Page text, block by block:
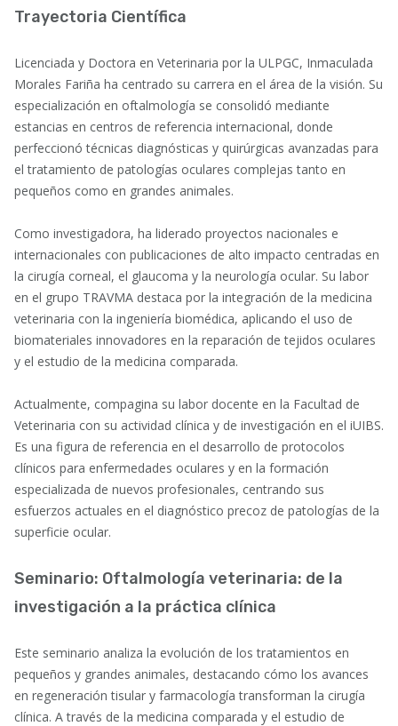
Trayectoria Científica
Licenciada y Doctora en Veterinaria por la ULPGC, Inmaculada
Morales Fariña ha centrado su carrera en el área de la visión. Su
especialización en oftalmología se consolidó mediante
estancias en centros de referencia internacional, donde
perfeccionó técnicas diagnósticas y quirúrgicas avanzadas para
el tratamiento de patologías oculares complejas tanto en
pequeños como en grandes animales.
Como investigadora, ha liderado proyectos nacionales e
internacionales con publicaciones de alto impacto centradas en
la cirugía corneal, el glaucoma y la neurología ocular. Su labor
en el grupo TRAVMA destaca por la integración de la medicina
veterinaria con la ingeniería biomédica, aplicando el uso de
biomateriales innovadores en la reparación de tejidos oculares
y el estudio de la medicina comparada.
Actualmente, compagina su labor docente en la Facultad de
Veterinaria con su actividad clínica y de investigación en el iUIBS.
Es una figura de referencia en el desarrollo de protocolos
clínicos para enfermedades oculares y en la formación
especializada de nuevos profesionales, centrando sus
esfuerzos actuales en el diagnóstico precoz de patologías de la
superficie ocular.
Seminario: Oftalmología veterinaria: de la
investigación a la práctica clínica
Este seminario analiza la evolución de los tratamientos en
pequeños y grandes animales, destacando cómo los avances
en regeneración tisular y farmacología transforman la cirugía
clínica. A través de la medicina comparada y el estudio de